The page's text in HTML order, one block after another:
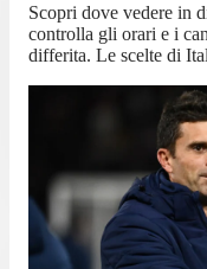
Scopri dove vedere in
controlla gli orari e i
differita. Le scelte di